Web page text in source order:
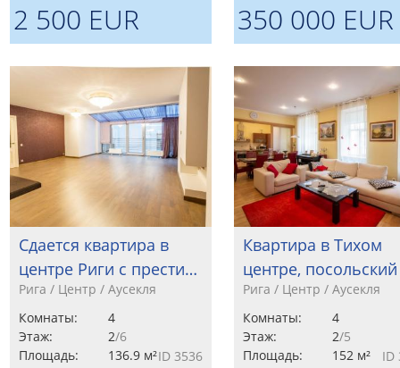
2 500 EUR 350 000 EUR
Сдается квартира в
центре Риги с прести…
Рига / Центр / Аусекля
Комнаты:
4
Этаж:
2/6
Площадь:
136.9 м²ID 3536
Квартира в Тихом
центре,
Рига / Центр / Аусекля
Комнаты:
4
Этаж:
2/5
Площадь:
152 м² ID